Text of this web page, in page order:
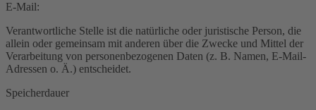
E-Mail:
Verantwortliche Stelle ist die natürliche oder juristische Person, die
allein oder gemeinsam mit anderen über die Zwecke und Mittel der
Verarbeitung von personenbezogenen Daten (z. B. Namen, E-Mail-
Adressen o. Ä.) entscheidet.
Speicherdauer